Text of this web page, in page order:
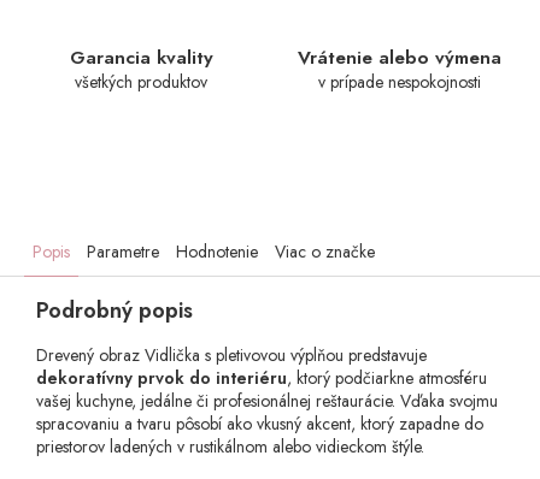
Garancia kvality
všetkých produktov
Vrátenie alebo výmena
v prípade nespokojnosti
Popis Parametre Hodnotenie Viac o značke
Podrobný popis
Drevený obraz Vidlička s pletivovou výplňou predstavuje
dekoratívny prvok do interiéru, ktorý podčiarkne atmosféru
vašej kuchyne, jedálne či profesionálnej reštaurácie. Vďaka svojmu
spracovaniu a tvaru pôsobí ako vkusný akcent, ktorý zapadne do
priestorov ladených v rustikálnom alebo vidieckom štýle.